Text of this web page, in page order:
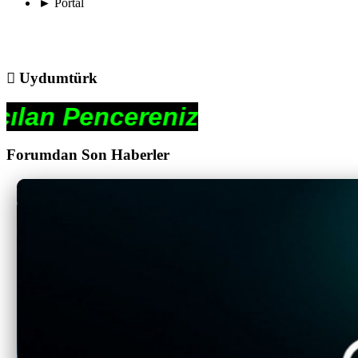
Uydumtürk
Forumdan Son Haberler